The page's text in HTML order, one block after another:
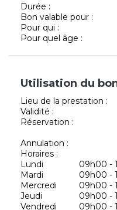
Durée :
Bon valable pour :
Pour qui :
Pour quel âge :
Utilisation du
Lieu de la prestation :
Validité :
Réservation :
Annulation :
Horaires :
Lundi
09h00 -
Mardi
09h00 -
Mercredi
09h00 -
Jeudi
09h00 -
Vendredi
09h00 -